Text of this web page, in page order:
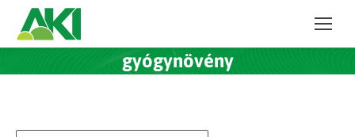
gyógynövény